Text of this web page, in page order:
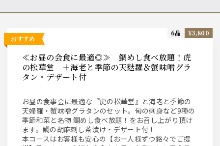
おすすめ
≪お昼の会食に最適◎≫ 鯛めし食べ放題！虎
の松華堂 ＋海老と季節の天麩羅＆蟹味噌グラ
タン・デザート付
お昼の食事会に最適な『虎の松華堂』と海老と季節の
天婦羅・蟹味噌グラタンのセット。旬の刺身など9種の
季節和菜と名物 鯛めし食べ放題！をお召し上がり頂け
ます。鯛の胡麻刺し茶漬け・デザート付！
本コースはお客様も安心の【お一人様ずつ銘々でご提
6品 ¥3,800